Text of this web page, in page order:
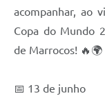
acompanhar, ao
Copa do Mundo
de Marrocos! 🔥🌍
📅 13 de junho